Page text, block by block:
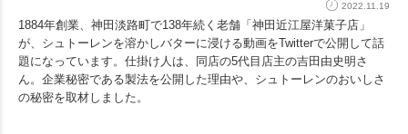
2022.11.19
1884年創業、神田淡路町で138年続く老舗「神田近江屋洋菓子店」
が、シュトーレンを溶かしバターに浸ける動画をTwitterで公開して話
題になっています。仕掛け人は、同店の5代目店主の吉田由史明さ
ん。企業秘密である製法を公開した理由や、シュトーレンのおいしさ
の秘密を取材しました。